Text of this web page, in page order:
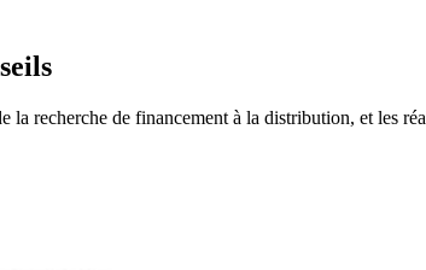
recherche de financement à la distribution, et les